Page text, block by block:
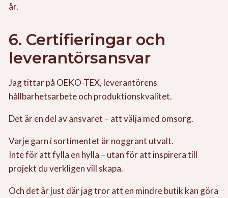
år.
6. Certifieringar och
leverantörsansvar
Jag tittar på OEKO-TEX, leverantörens
hållbarhetsarbete och produktionskvalitet.
Det är en del av ansvaret – att välja med omsorg.
Varje garn i sortimentet är noggrant utvalt.
Inte för att fylla en hylla – utan för att inspirera till
projekt du verkligen vill skapa.
Och det är just där jag tror att en mindre butik kan göra